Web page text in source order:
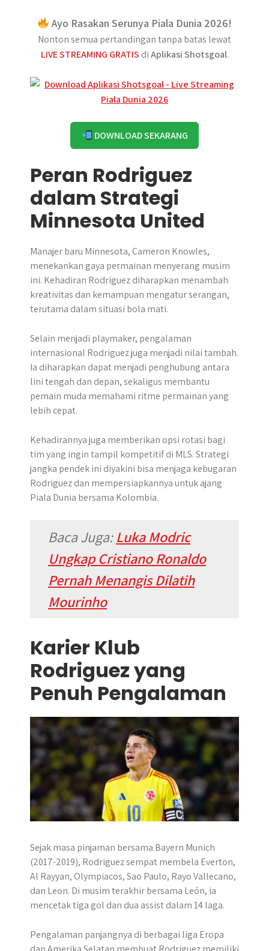
Ayo Rasakan Serunya Piala Dunia 2026!
Nonton semua pertandingan tanpa batas lewat
LIVE STREAMING GRATIS diAplikasi Shotsgoal.
DOWNLOAD SEKARANG
Peran Rodriguez
dalam Strategi
Minnesota United
Manajer baru Minnesota, Cameron Knowles,
menekankan gaya permainan menyerang musim
ini. Kehadiran Rodriguez diharapkan menambah
kreativitas dan kemampuan mengatur serangan,
terutama dalam situasi bola mati.
Selain menjadi playmaker, pengalaman
internasional Rodriguez juga menjadi nilai tambah.
Ia diharapkan dapat menjadi penghubung antara
lini tengah dan depan, sekaligus membantu
pemain muda memahami ritme permainan yang
lebih cepat.
Kehadirannya juga memberikan opsi rotasi bagi
tim yang ingin tampil kompetitif di MLS. Strategi
jangka pendek ini diyakini bisa menjaga kebugaran
Rodriguez dan mempersiapkannya untuk ajang
Piala Dunia bersama Kolombia.
Baca Juga:Luka Modric
Ungkap Cristiano Ronaldo
Pernah Menangis Dilatih
Mourinho
Karier Klub
Rodriguez yang
Penuh Pengalaman
Sejak masa pinjaman bersama Bayern Munich
(2017-2019), Rodriguez sempat membela Everton,
Al Rayyan, Olympiacos, Sao Paulo, Rayo Vallecano,
dan Leon. Di musim terakhir bersama León, ia
mencetak tiga gol dan dua assist dalam 14 laga.
Pengalaman panjangnya di berbagai liga Eropa